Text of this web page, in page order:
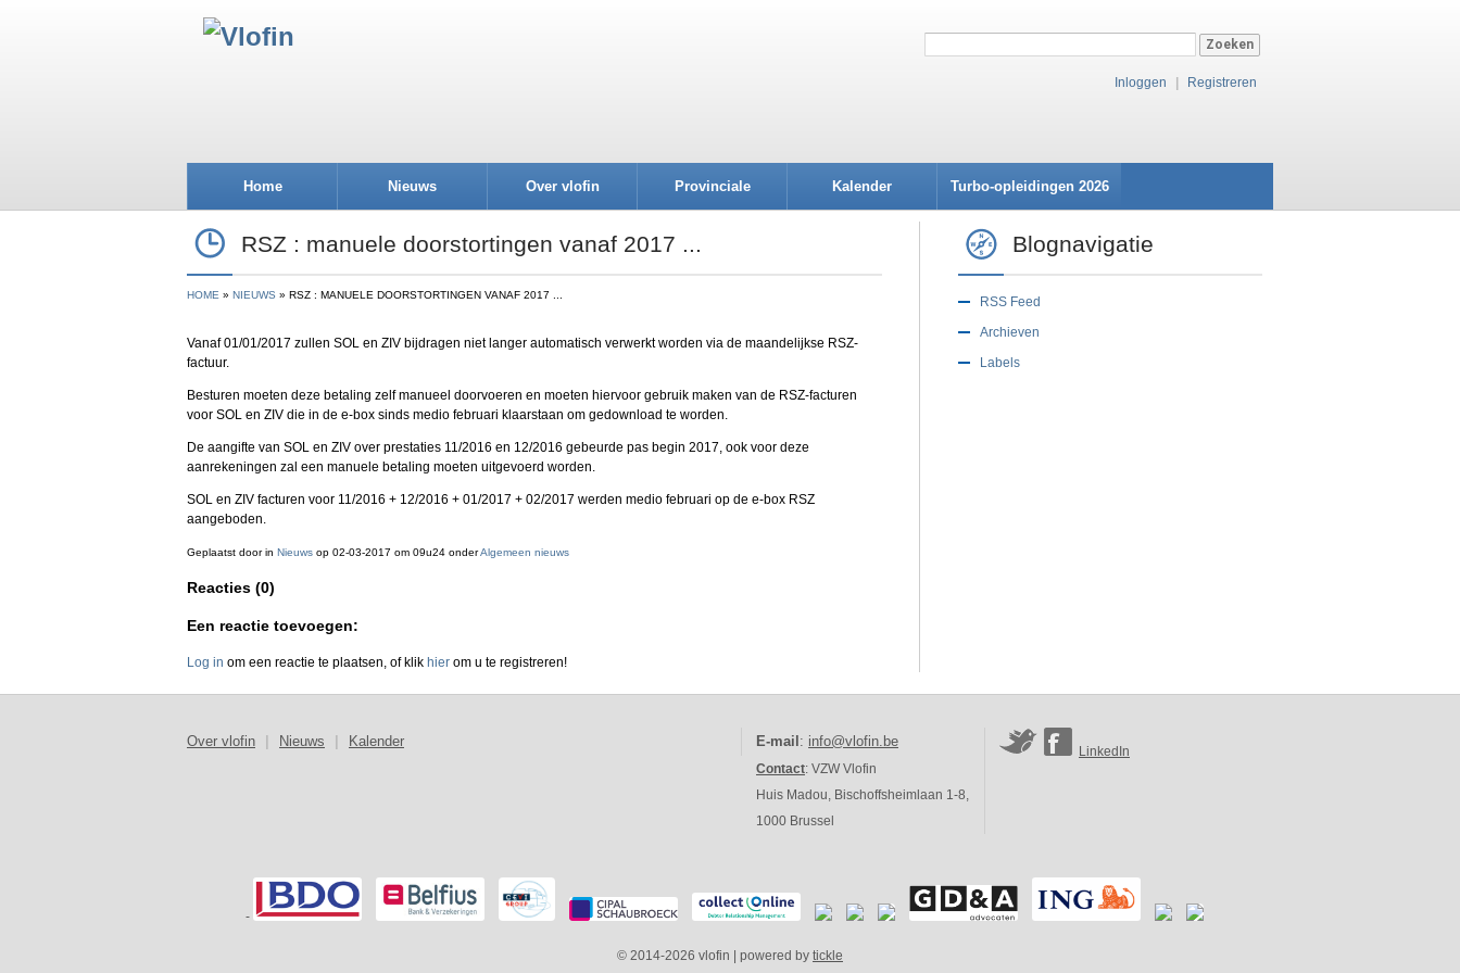
Inloggen Registreren
Home Nieuws Over vlofin Provinciale Kalender Turbo-opleidingen 2026
RSZ : manuele doorstortingen vanaf 2017 ...
HOME NIEUWS RSZ : MANUELE DOORSTORTINGEN VANAF 2017 ...
Vanaf 01/01/2017 zullen SOL en ZIV bijdragen niet langer automatisch verwerkt worden via de maandelijkse RSZ-
factuur.
Besturen moeten deze betaling zelf manueel doorvoeren en moeten hiervoor gebruik maken van de RSZ-facturen
voor SOL en ZIV die in de e-box sinds medio februari klaarstaan om gedownload te worden.
De aangifte van SOL en ZIV over prestaties 11/2016 en 12/2016 gebeurde pas begin 2017, ook voor deze
aanrekeningen zal een manuele betaling moeten uitgevoerd worden.
SOL en ZIV facturen voor 11/2016 + 12/2016 + 01/2017 + 02/2017 werden medio februari op de e-box RSZ
aangeboden.
Geplaatst doorin Nieuws op 02-03-2017 om 09u24 onderAlgemeen nieuws
Reacties (0)
Een reactie toevoegen:
Log in om een reactie te plaatsen, of klik hier om u te registreren!
Blognavigatie
RSS Feed
Archieven
Labels
Over vlofin Nieuws Kalender E-mail : info@vlofin.be
Contact: VZW Vlofin
Huis Madou, Bischoffsheimlaan 1-8,
1000 Brussel
LinkedIn
-
© 2014-2026 vlofin | powered by tickle